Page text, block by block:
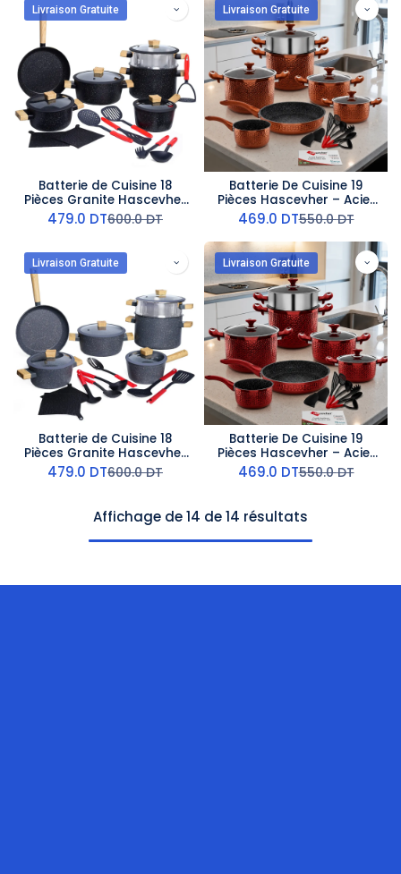
Livraison Gratuite
Batterie de Cuisine 18
Pièces Granite Hascevher
- Noir
479.0 DT600.0DT
Livraison Gratuite
Batterie De Cuisine 19
Pièces Hascevher – Acier
Inoxydable & Granit –Miel
469.0 DT550.0DT
Livraison Gratuite
Batterie de Cuisine 18
Pièces Granite Hascevher
- Gris
479.0 DT600.0DT
Livraison Gratuite
Batterie De Cuisine 19
Pièces Hascevher – Acier
Inoxydable & Granit –
Rouge
469.0 DT550.0DT
Affichage de 14 de 14 résultats